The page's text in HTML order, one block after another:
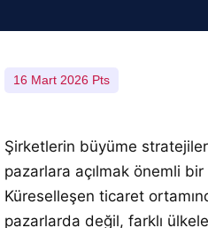
16 Mart 2026 Pts
Şirketlerin büyüme
pazarlara açılmak önemli bir
Küreselleşen ticaret
pazarlarda değil, farklı